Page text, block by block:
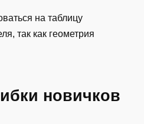
на таблицу
так как геометрия
новичков